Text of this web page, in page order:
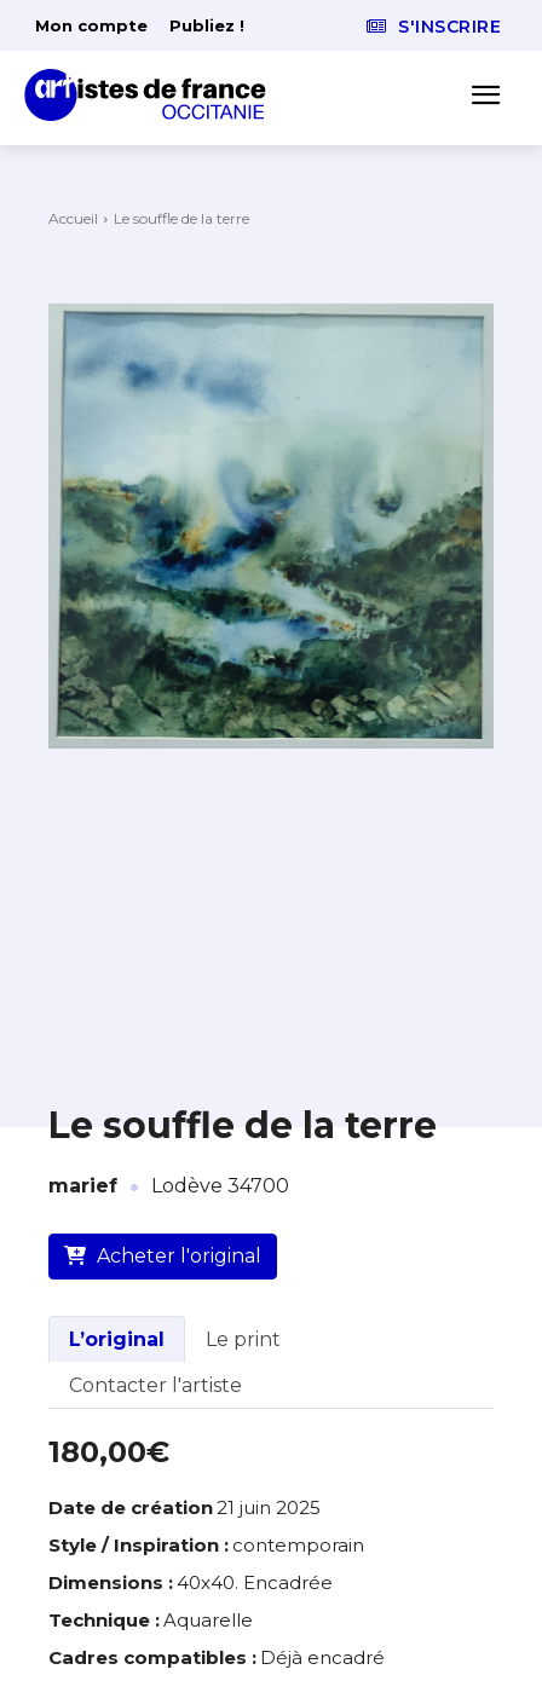
Mon compte Publiez ! S'INSCRIRE
Accueil Le souffle de la terre
À propos de cette œuvre
L’artiste assume l’entière responsabilité
de cette annonce ainsi que la vente et
la livraison de l’œuvre originale.
Lieu où se trouve l’œuvre originale :
Le souffle de la terre
marief · Lodève 34700
Acheter l'original
L’original
Le print
Contacter l'artiste
180,00€
Date de création21 juin 2025
Style / Inspiration : contemporain
Dimensions :40x40. Encadrée
Technique :Aquarelle
Cadres compatibles : Déjà encadré